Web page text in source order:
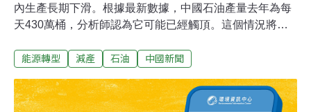
內生產長期下滑。根據最新數據，中國石油產量去年為每
天430萬桶，分析師認為它可能已經觸頂。這個情況將給
上升的需求，原油價格可能上漲。《華爾街日報》報導
的國家來說，這標誌著一個根本性的轉變。它也讓中國更
深的暴露在全球熱點之下。中國今天最大的石油供應國包
能源轉型 減產 石油 中國新聞